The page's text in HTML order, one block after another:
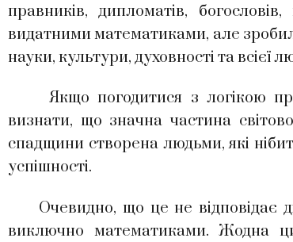
правників, дипломатів,
видатними математиками, але
науки, культури, духовності та всієї
Якщо погодитися з логікою
визнати, що значна частина
спадщини створена людьми, які
успішності.
Очевидно, що це не відповідає
виключно математиками. Жодна